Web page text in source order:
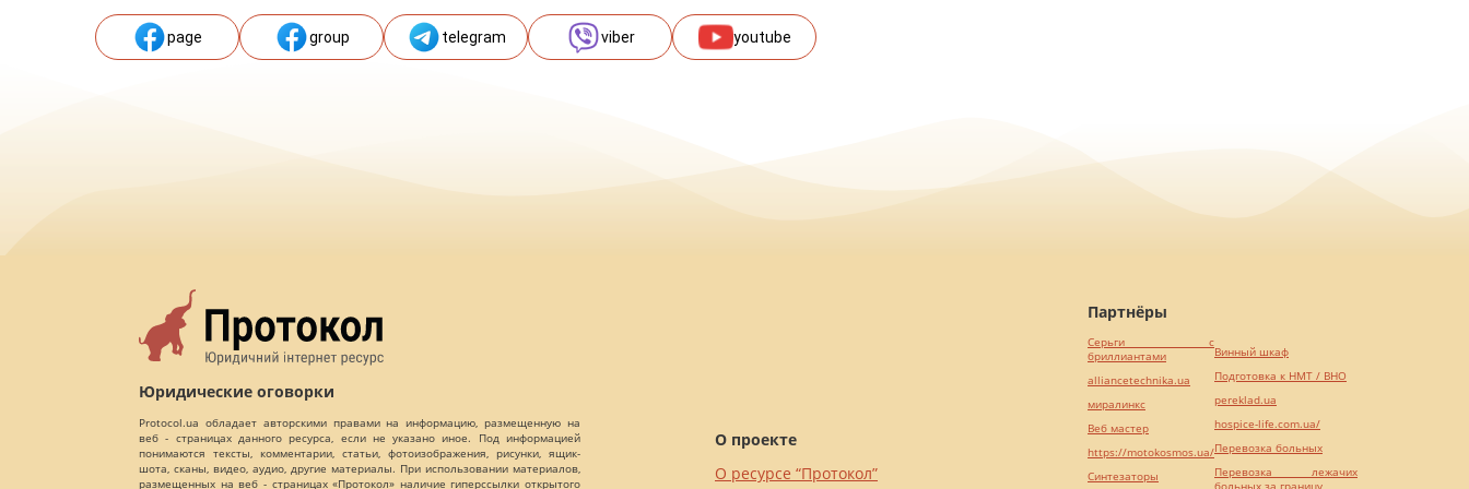
page group telegram viber youtube
Юридические оговорки
Protocol.ua обладает авторскими правами на информацию, размещенную на
веб - страницах данного ресурса, если не указано иное. Под информацией
понимаются тексты, комментарии, статьи, фотоизображения, рисунки, ящик-
шота, сканы, видео, аудио, другие материалы. При использовании материалов,
размещенных на веб - страницах «Протокол» наличие гиперссылки открытого
О проекте
О ресурсе “Протокол”
Партнёры
Серьги с
бриллиантами
alliancetechnika.ua
миралинкс
Веб мастер
https://motokosmos.ua/
Синтезаторы
Винный шкаф
Подготовка к НМТ / ВНО
pereklad.ua
hospice-life.com.ua/
Перевозка больных
Перевозка лежачих
больных за границу